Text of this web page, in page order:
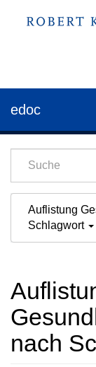
edoc
Auflistung
Schlagwort
nach